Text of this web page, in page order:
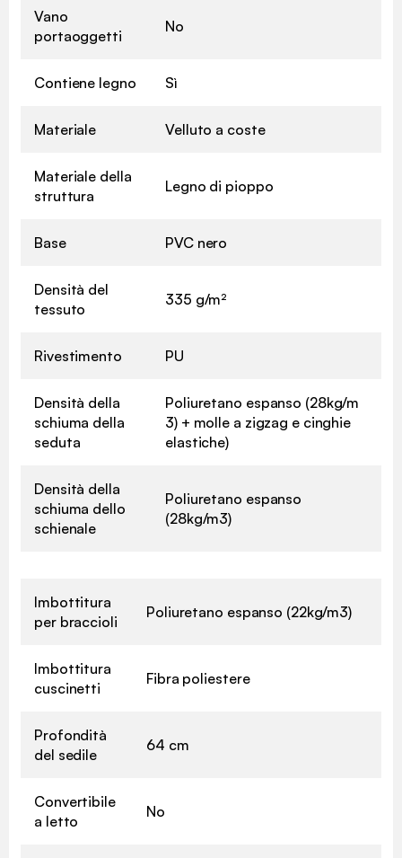
Vano
portaoggetti
No
Contiene legno Sì
Materiale Velluto a coste
Materiale della
struttura
Legno di pioppo
Base PVC nero
Densità del
tessuto
335 g/m²
Rivestimento PU
Densità della
schiuma della
seduta
Poliuretano espanso (28kg/m
3) + molle a zigzag e cinghie
elastiche)
Densità della
schiuma dello
schienale
Poliuretano espanso
(28kg/m3)
Imbottitura
per braccioli
Poliuretano espanso (22kg/m3)
Imbottitura
cuscinetti
Fibra poliestere
Profondità
del sedile
64 cm
Convertibile
a letto
No